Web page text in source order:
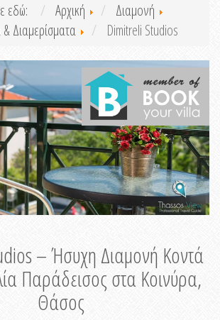
εδώ: Αρχική
Διαμονή
Διαμερίσματα
Dimitreli Studios
– Ήσυχη Διαμονή Κοντά
Παράδεισος στα Κοινύρα,
Θάσος